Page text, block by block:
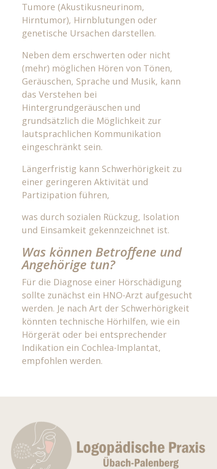
Tumore (Akustikusneurinom,
Hirntumor), Hirnblutungen oder
genetische Ursachen darstellen.
Neben dem erschwerten oder nicht
(mehr) möglichen Hören von Tönen,
Geräuschen, Sprache und Musik, kann
das Verstehen bei
Hintergrundgeräuschen und
grundsätzlich die Möglichkeit zur
lautsprachlichen Kommunikation
eingeschränkt sein.
Längerfristig kann Schwerhörigkeit zu
einer geringeren Aktivität und
Partizipation führen,
was durch sozialen Rückzug, Isolation
und Einsamkeit gekennzeichnet ist.
Was können Betroffene und
Angehörige tun?
Für die Diagnose einer Hörschädigung
sollte zunächst ein HNO-Arzt aufgesucht
werden. Je nach Art der Schwerhörigkeit
könnten technische Hörhilfen, wie ein
Hörgerät oder bei entsprechender
Indikation ein Cochlea-Implantat,
empfohlen werden.